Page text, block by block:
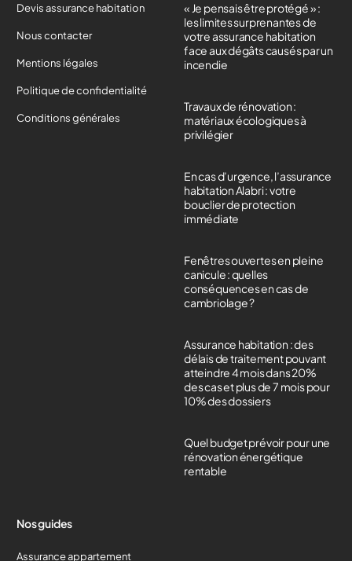
Devis assurance habitation
Nous contacter
Mentions légales
Politique de confidentialité
Conditions générales
« Je pensais être protégé » :
les limites surprenantes de
votre assurance habitation
face aux dégâts causés par un
incendie
Travaux de rénovation :
matériaux écologiques à
privilégier
En cas d’urgence, l’assurance
habitation Alabri : votre
bouclier de protection
immédiate
Fenêtres ouvertes en pleine
canicule : quelles
conséquences en cas de
cambriolage ?
Assurance habitation : des
délais de traitement pouvant
atteindre 4 mois dans 20%
des cas et plus de 7 mois pour
10% des dossiers
Quel budget prévoir pour une
rénovation énergétique
rentable
Nos guides
Assurance appartement